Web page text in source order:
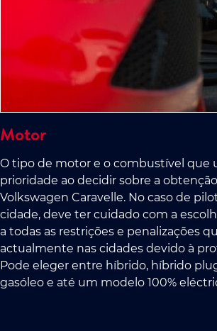
Motor
O tipo de motor e o combustível que
prioridade ao decidir sobre a
Volkswagen Caravelle. No caso de
cidade, deve ter cuidado com a
a todas as restrições e penalizações
actualmente nas cidades devido à
Pode eleger entre híbrido, híbrido
gasóleo e até um modelo 100%